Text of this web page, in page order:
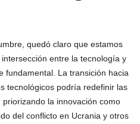
quedó claro que estamos
entre la tecnología y
fundamental. La transición hacia
tecnológicos podría redefinir las
la innovación como
del conflicto en Ucrania y otros